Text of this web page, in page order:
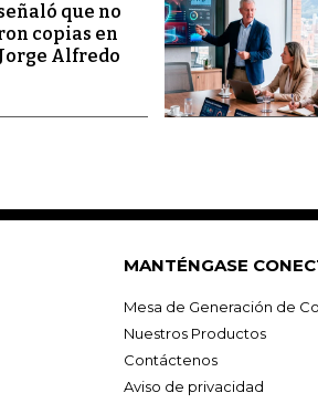
que no
copias en
Alfredo
MANTÉNGASE
Mesa de Generación de
Nuestros Productos
Contáctenos
Aviso de privacidad